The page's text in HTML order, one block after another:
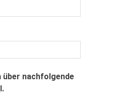
über nachfolgende